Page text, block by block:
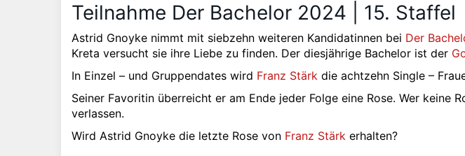
Teilnahme Der Bachelor 2024 | 15. Staffel
Astrid Gnoyke nimmt mit siebzehn weiteren Kandidatinnen bei Der
Kreta versucht sie ihre Liebe zu finden. Der diesjährige Bachelor ist der
In Einzel – und Gruppendates wird Franz Stärk die achtzehn Single –
Seiner Favoritin überreicht er am Ende jeder Folge eine Rose. Wer keine
verlassen.
Wird Astrid Gnoyke die letzte Rose von Franz Stärk erhalten?